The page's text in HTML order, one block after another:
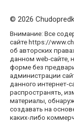
© 2026
Внимание: Все
сайте https://
об авторских
данном web-сайте,
форме без
администрации
данного интернет-
распространять,
материалы,
создавать на
каких-либо